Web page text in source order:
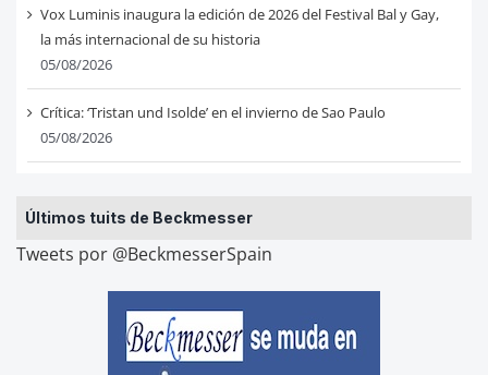
Vox Luminis inaugura la edición de 2026 del Festival Bal y Gay,
la más internacional de su historia
05/08/2026
Crítica: ‘Tristan und Isolde’ en el invierno de Sao Paulo
05/08/2026
Últimos tuits de Beckmesser
Tweets por @BeckmesserSpain